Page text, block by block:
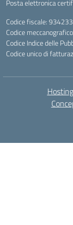
Posta elettronica
Codice fiscale:
Codice
Codice Indice delle
Codice unico di